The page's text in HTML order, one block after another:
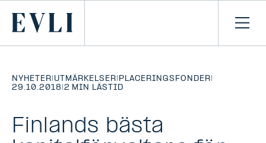
Primary
NYHETER| UTMÄRKELSER| PLACERINGSFONDER|
29.10.2018 |2 MIN LÄSTID
Finlands bästa